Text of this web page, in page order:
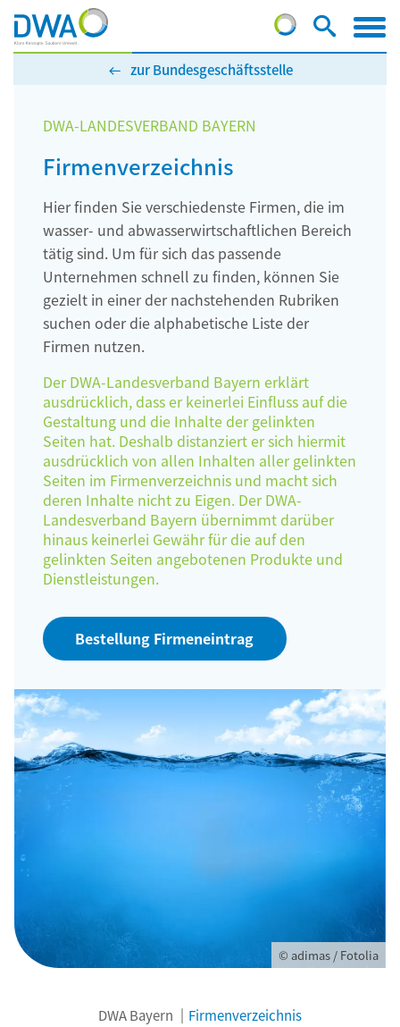
zur Bundesgeschäftsstelle
DWA-LANDESVERBAND BAYERN
Firmenverzeichnis
Hier finden Sie verschiedenste Firmen, die im
wasser- und abwasserwirtschaftlichen Bereich
tätig sind. Um für sich das passende
Unternehmen schnell zu finden, können Sie
gezielt in einer der nachstehenden Rubriken
suchen oder die alphabetische Liste der
Firmen nutzen.
Der DWA-Landesverband Bayern erklärt
ausdrücklich, dass er keinerlei Einfluss auf die
Gestaltung und die Inhalte der gelinkten
Seiten hat. Deshalb distanziert er sich hiermit
ausdrücklich von allen Inhalten aller gelinkten
Seiten im Firmenverzeichnis und macht sich
deren Inhalte nicht zu Eigen. Der DWA-
Landesverband Bayern übernimmt darüber
hinaus keinerlei Gewähr für die auf den
gelinkten Seiten angebotenen Produkte und
Dienstleistungen.
Bestellung Firmeneintrag
© adimas / Fotolia
DWA Bayern Firmenverzeichnis